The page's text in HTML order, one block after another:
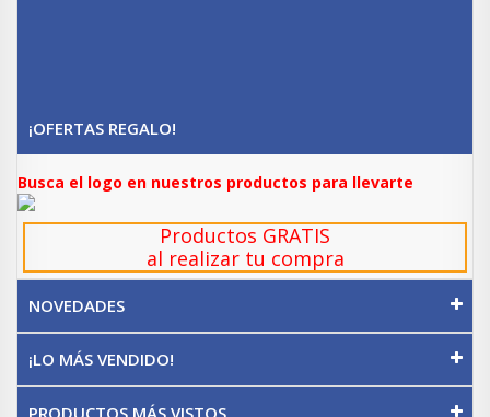
¡OFERTAS REGALO!
Busca el logo en nuestros productos para llevarte
Productos GRATIS
al realizar tu compra
NOVEDADES
¡LO MÁS VENDIDO!
PRODUCTOS MÁS VISTOS